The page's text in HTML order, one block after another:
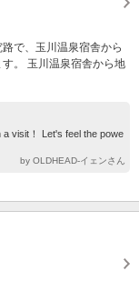
で、玉川温泉宿舎から
。 玉川温泉宿舎から地
visit！ Let's feel the powe
by OLDHEAD-イェンさん